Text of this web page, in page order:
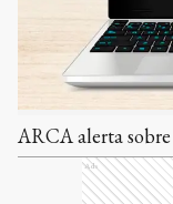
ARCA alerta
Ads